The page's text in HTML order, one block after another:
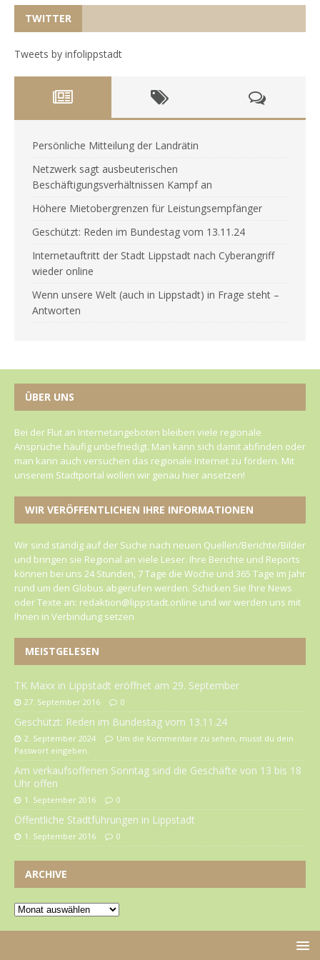
TWITTER
Tweets by infolippstadt
Persönliche Mitteilung der Landrätin
Netzwerk sagt ausbeuterischen
Beschäftigungsverhältnissen Kampf an
Höhere Mietobergrenzen für Leistungsempfänger
Geschützt: Reden im Bundestag vom 13.11.24
Internetauftritt der Stadt Lippstadt nach Cyberangriff
wieder online
Wenn unsere Welt (auch in Lippstadt) in Frage steht –
Antworten
ÜBER UNS
Bei der Flut an Internetangeboten bleiben viele regionale
Ansprüche häufig unbefriedigt. Man kann sich damit abfinden oder
man kann auch versuchen das regionale Internet zu fördern. Mit
unserem Stadtportal wollen wir genau hier ansetzen!
WIR VERÖFFENTLICHEN IHRE INFORMATIONEN
Wir sind ständig auf der Suche nach neuen Quellen/Berichte/Bilder
und bringen sie Regional an viele Leser. Ihre Berichte und Reports
können bei uns 24 Stunden, 7 Tage die Woche und 365 Tage im Jahr
rund um den Globus abgerufen werden. Schicken Sie Ihre News
oder Texte an: redaktion@lippstadt.online und wir werden uns mit
Ihnen in Verbindung setzen
MEISTGELESEN
TK Maxx in Lippstadt eröffnet am 29. September
27. September 2016 0
Geschützt: Reden im Bundestag vom 13.11.24
2. September 2024
Um die Kommentare zu sehen, musst du dein
Passwort eingeben.
Am verkaufsoffenen Sonntag sind die Geschäfte von 13 bis 18
Uhr offen
1. September 2016 0
Öffentliche Stadtführungen in Lippstadt
1. September 2016 0
ARCHIVE